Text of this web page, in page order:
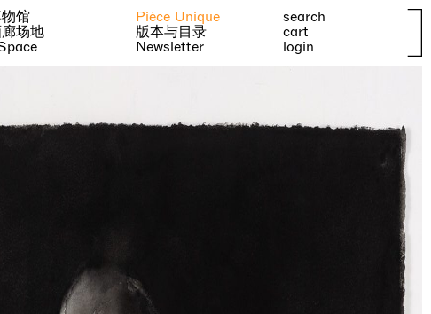
馆
场地
Pièce Unique
版本与目录
Newsletter
search
cart
login